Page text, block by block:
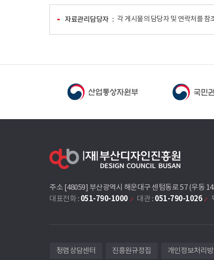
자료관리담당자 각 게시물의 담당자 및 연락처를 참
주소 [48059] 부산광역시 해운대구 센텀동로 57 (우동
대표전화 : 051-790-1000 대관 : 051-790-1026
청렴상담센터 진흥원규정집 개인정보처리